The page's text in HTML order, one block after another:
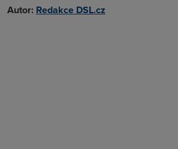
Autor: Redakce DSL.cz